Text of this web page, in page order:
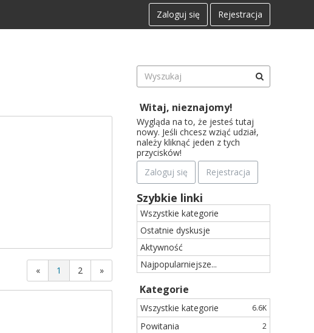
Zaloguj się Rejestracja
« 1 2 »
Witaj, nieznajomy!
Wygląda na to, że jesteś tutaj
nowy. Jeśli chcesz wziąć udział,
należy kliknąć jeden z tych
przycisków!
Zaloguj się
Rejestracja
Szybkie linki
Wszystkie kategorie
Ostatnie dyskusje
Aktywność
Najpopularniejsze...
Kategorie
6.6K
Wszystkie kategorie
2
Powitania